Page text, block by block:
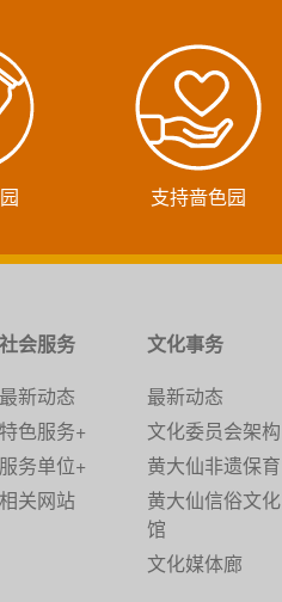
支持啬色园
社会服务
最新动态
特色服务+
服务单位+
相关网站
文化事务
最新动态
文化委员会架构
黄大仙非遗保育
黄大仙信俗文化
馆
文化媒体廊